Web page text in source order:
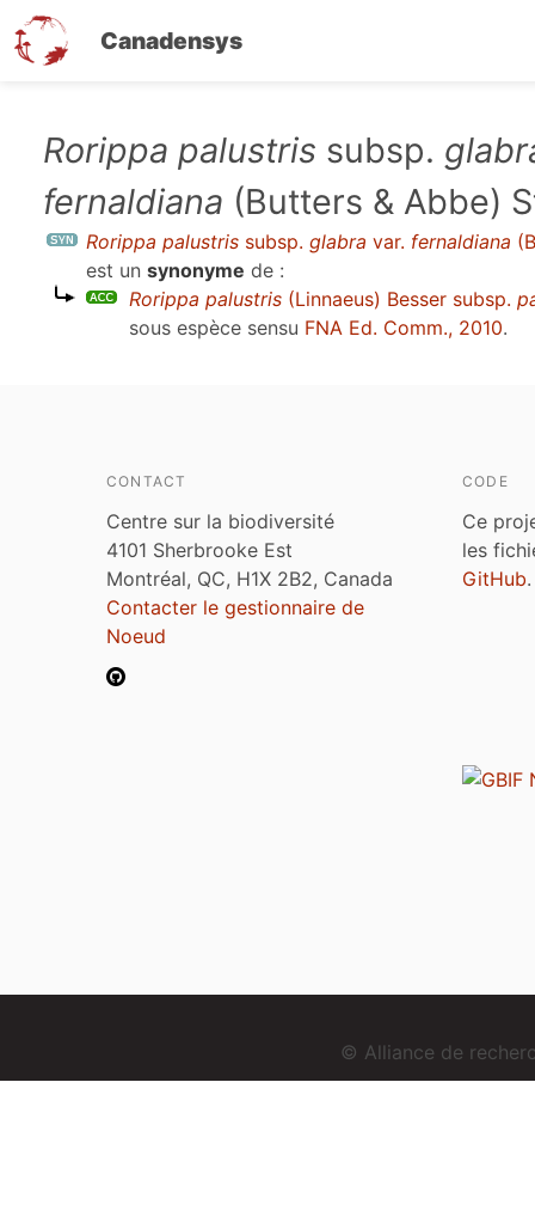
Canadensys
contenu
Rorippa palustris subsp.
fernaldiana (Butters & Abbe)
Rorippa palustris subsp. glabra var. fernaldiana
est un synonyme de :
Rorippa palustris (Linnaeus) Besser subsp.
sous espèce sensu FNA Ed. Comm., 2010.
CONTACT
Centre sur la biodiversité
4101 Sherbrooke Est
Montréal, QC, H1X 2B2, Canada
Contacter le gestionnaire de
Noeud
CODE
Ce
les
GitHub.
© Alliance de